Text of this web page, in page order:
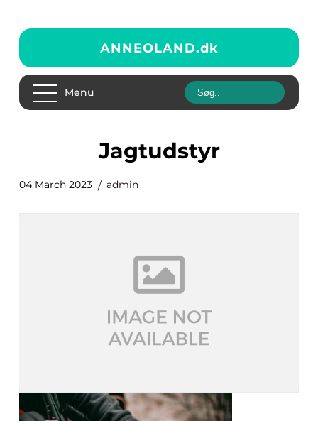
ANNEOLAND.dk
Menu
jagtudstyr
04 March 2023 admin